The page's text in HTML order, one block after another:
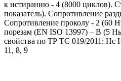
к истиранию - 4 (8000 циклов).
показатель). Сопротивление
Сопротивление проколу - 2 (60
порезам (EN ISO 13997) – В (5
свойства по ТР ТС 019/2011:
11, 8, 9